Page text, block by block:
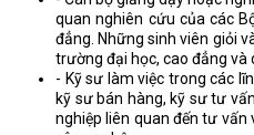
quan nghiên cứu của các
đẳng. Những sinh viên giỏi
trường đại học, cao đẳng và
- Kỹ sư làm việc trong các
kỹ sư bán hàng, kỹ sư tư
nghiệp liên quan đến tư vấn